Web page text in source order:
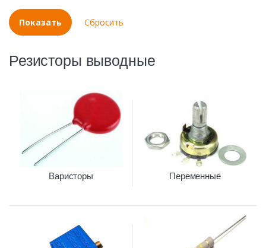
Резисторы выводные
Варисторы Переменные